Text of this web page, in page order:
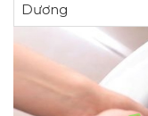
Dương